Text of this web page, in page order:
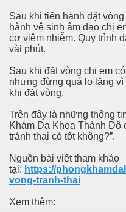
Sau khi tiến hành đặt
hành vệ sinh âm đạo chị
cơ viêm nhiễm. Quy trình
vài phút.
Sau khi đặt vòng chị em
nhưng đừng quá lo lắng
khi đặt vòng.
Trên đây là những thông
Khám Đa Khoa Thành Đô
tránh thai có tốt không?”.
Nguồn bài viết tham khảo
tại: https://
vong-tranh-thai
Xem thêm: